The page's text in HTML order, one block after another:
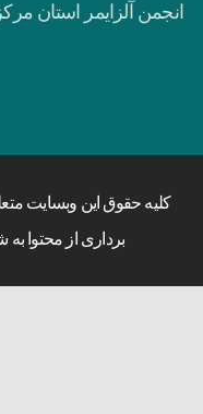
انجمن آلزایمر استان مرکزی
کلیه حقوق این وبسایت
برداری از محتوا